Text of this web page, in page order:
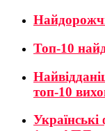
Топ-10
топ-10
Українські